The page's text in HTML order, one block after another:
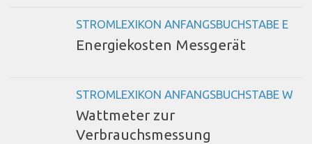
STROMLEXIKON ANFANGSBUCHSTABE E
Energiekosten Messgerät
STROMLEXIKON ANFANGSBUCHSTABE W
Wattmeter zur
Verbrauchsmessung